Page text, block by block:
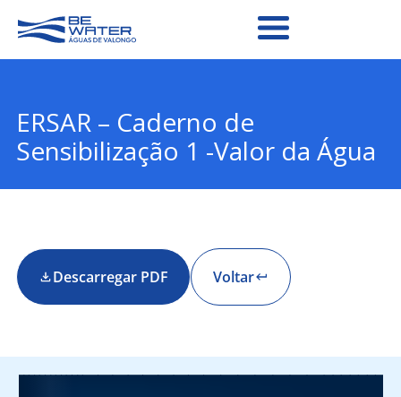
ERSAR – Caderno de
Sensibilização 1 -Valor da Água
Descarregar PDF Voltar